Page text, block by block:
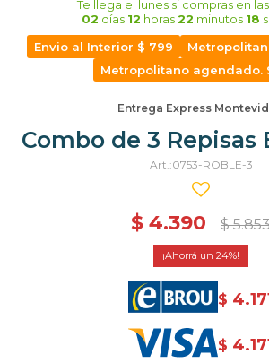
Te llega el lunessi compras en
02 días 12 horas22 minutos 17
Envio al Interior $ 799
Metropolitano agendado.
Entrega Express
Combo de 3 Repisas
0753-ROBLE-3
$ 4.390 $
24
$
$